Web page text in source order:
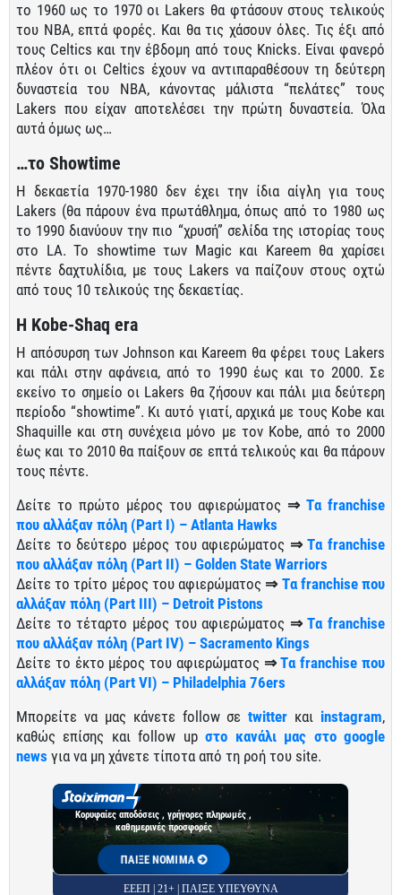
το 1960 ως το 1970 οι Lakers θα φτάσουν στους τελικούς
του ΝΒΑ, επτά φορές. Και θα τις χάσουν όλες. Τις έξι από
τους Celtics και την έβδομη από τους Knicks. Είναι φανερό
πλέον ότι οι Celtics έχουν να αντιπαραθέσουν τη δεύτερη
δυναστεία του NBA, κάνοντας μάλιστα “πελάτες” τους
Lakers που είχαν αποτελέσει την πρώτη δυναστεία. Όλα
αυτά όμως ως…
…το Showtime
Η δεκαετία 1970-1980 δεν έχει την ίδια αίγλη για τους
Lakers (θα πάρουν ένα πρωτάθλημα, όπως από το 1980 ως
το 1990 διανύουν την πιο “χρυσή” σελίδα της ιστορίας τους
στο LA. Το showtime των Magic και Kareem θα χαρίσει
πέντε δαχτυλίδια, με τους Lakers να παίζουν στους οχτώ
από τους 10 τελικούς της δεκαετίας.
Η Kobe-Shaq era
Η απόσυρση των Johnson και Kareem θα φέρει τους Lakers
και πάλι στην αφάνεια, από το 1990 έως και το 2000. Σε
εκείνο το σημείο οι Lakers θα ζήσουν και πάλι μια δεύτερη
περίοδο “showtime”. Κι αυτό γιατί, αρχικά με τους Kobe και
Shaquille και στη συνέχεια μόνο με τον Kobe, από το 2000
έως και το 2010 θα παίξουν σε επτά τελικούς και θα πάρουν
τους πέντε.
Δείτε το πρώτο μέρος του αφιερώματος ⇒ Tα franchise
που αλλάξαν πόλη (Part I) – Atlanta Hawks
Δείτε το δεύτερο μέρος του αφιερώματος ⇒Tα franchise
που αλλάξαν πόλη (Part ΙI) – Golden State Warriors
Δείτε το τρίτο μέρος του αφιερώματος ⇒ Tα franchise που
αλλάξαν πόλη (Part ΙΙI) – Detroit Pistons
Δείτε το τέταρτο μέρος του αφιερώματος ⇒Tα franchise
που αλλάξαν πόλη (Part ΙV) – Sacramento Kings
Δείτε το έκτο μέρος του αφιερώματος ⇒Tα franchise που
αλλάξαν πόλη (Part VI) – Philadelphia 76ers
Μπορείτε να μας κάνετε follow σεtwitter και instagram,
καθώς επίσης και follow upστο κανάλι μας στο google
news για να μη χάνετε τίποτα από τη ροή του site.
Κορυφαίες αποδόσεις , γρήγορες πληρωμές ,
καθημερινές προσφορές
ΠΑΙΞΕ ΝΟΜΙΜΑ
ΕΕΕΠ | 21+ | ΠΑΙΞΕ ΥΠΕΥΘΥΝΑ